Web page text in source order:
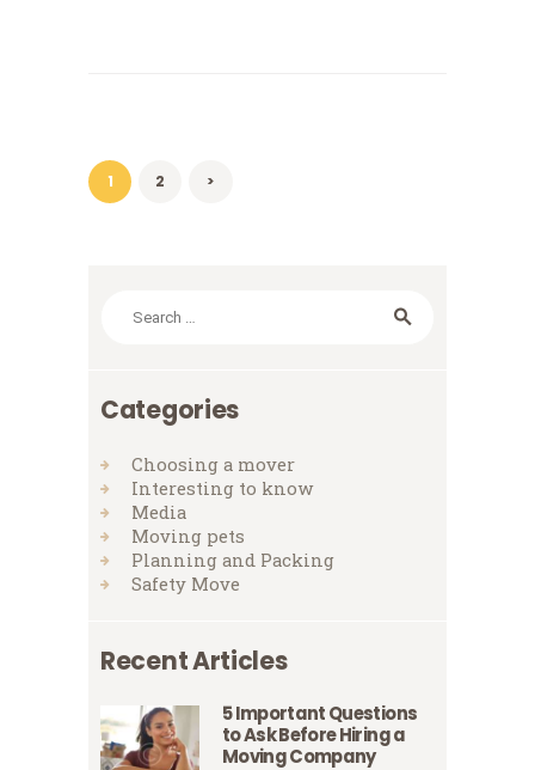
navigation
PAGE
1 PAGE
2 >
Categories
Choosing a mover
Interesting to know
Media
Moving pets
Planning and Packing
Safety Move
Recent Articles
5 Important Questions
to Ask Before Hiring a
Moving Company